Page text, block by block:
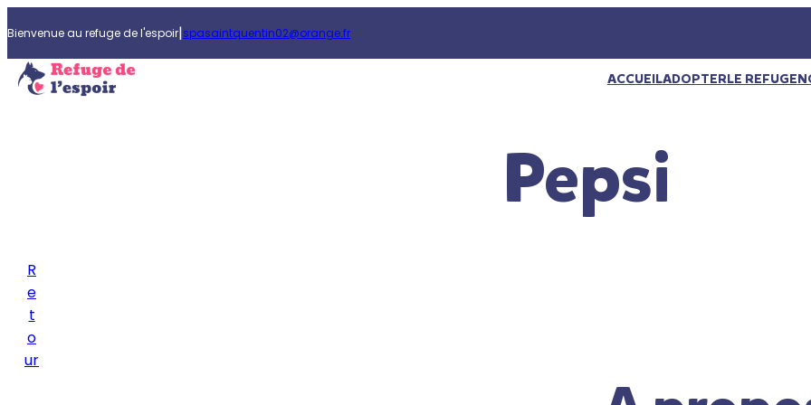
Bienvenue au refuge de l'espoir|spasaintquentin02@orange.fr
ACCUEILADOPTERLE REFUGE
Pepsi
R
e
t
o
ur